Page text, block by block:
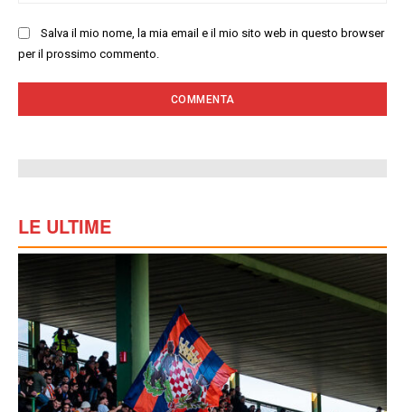
Salva il mio nome, la mia email e il mio sito web in questo browser
per il prossimo commento.
LE ULTIME